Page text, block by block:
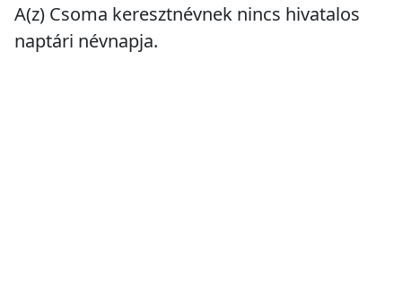
A(z) Csoma keresztnévnek nincs hivatalos
naptári névnapja.